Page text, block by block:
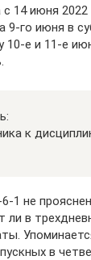
14 июня
9-го июня в
10-е и 11-е
к
1 не
ли в
в